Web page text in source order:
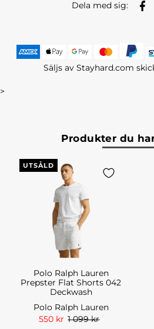
Dela med sig:
Säljs av Stayhard.com
>
Produkter du
UTSÅLD
Polo Ralph Lauren
Prepster Flat Shorts 042
Deckwash
Polo Ralph Lauren
550 kr 1 099 kr